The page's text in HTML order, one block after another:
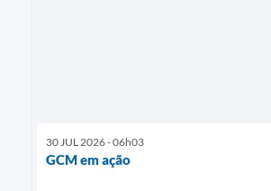
30 JUL 2026 - 06h03
GCM em ação